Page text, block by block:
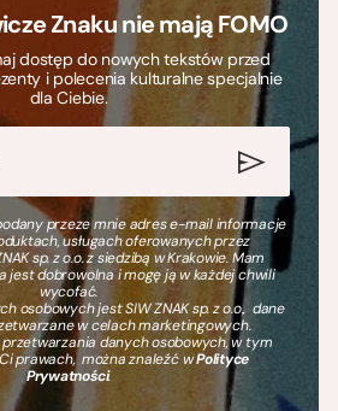
Znaku nie mają FOMO
dostęp do nowych tekstów przed
i polecenia kulturalne specjalnie
dla Ciebie.
przeze mnie adres e-mail informacje
usługach oferowanych przez
sp. z o.o. z siedzibą w Krakowie. Mam
jest dobrowolna i mogę ją w każdej chwili
wycofać.
osobowych jest SIW ZNAK sp. z o.o., dane
w celach marketingowych.
przetwarzania danych osobowych, w tym
prawach, można znaleźć wPolityce
Prywatności.